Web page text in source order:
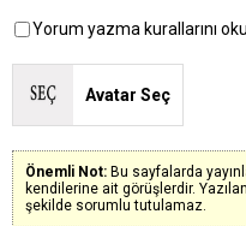
Yorum yazma kurallarını
Avatar Seç
Önemli Not: Bu sayfalarda
kendilerine ait görüşlerdir.
şekilde sorumlu tutulamaz.